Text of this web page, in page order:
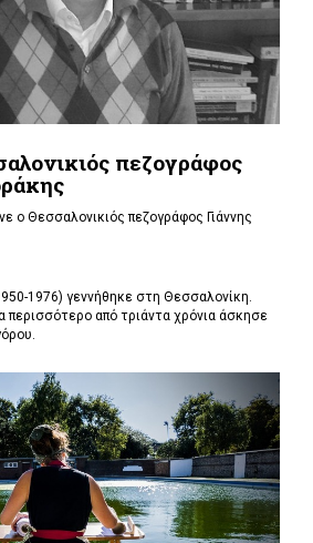
πεζογράφος
ο Θεσσαλονικιός πεζογράφος Γιάννης
1976) γεννήθηκε στη Θεσσαλονίκη.
περισσότερο από τριάντα χρόνια άσκησε